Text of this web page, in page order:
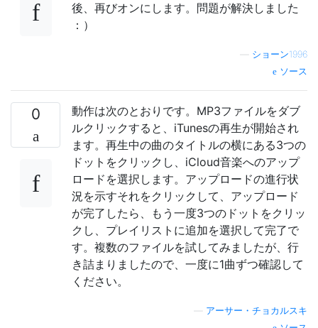
後、再びオンにします。問題が解決しました
：）
ショーン1996
ソース
0
動作は次のとおりです。MP3ファイルをダブ
ルクリックすると、iTunesの再生が開始され
ます。再生中の曲のタイトルの横にある3つの
ドットをクリックし、iCloud音楽へのアップ
ロードを選択します。アップロードの進行状
況を示すそれをクリックして、アップロード
が完了したら、もう一度3つのドットをクリッ
クし、プレイリストに追加を選択して完了で
す。複数のファイルを試してみましたが、行
き詰まりましたので、一度に1曲ずつ確認して
ください。
アーサー・チョカルスキ